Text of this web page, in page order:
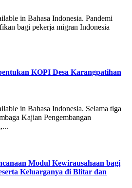
in Bahasa Indonesia. Pandemi
bagi pekerja migran Indonesia
KOPI Desa Karangpatihan
in Bahasa Indonesia. Selama tiga
Kajian Pengembangan
Modul Kewirausahaan bagi
Keluarganya di Blitar dan